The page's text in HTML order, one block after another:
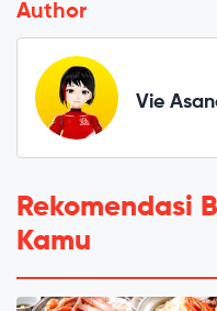
Author
Vie
Rekomendasi
Kamu